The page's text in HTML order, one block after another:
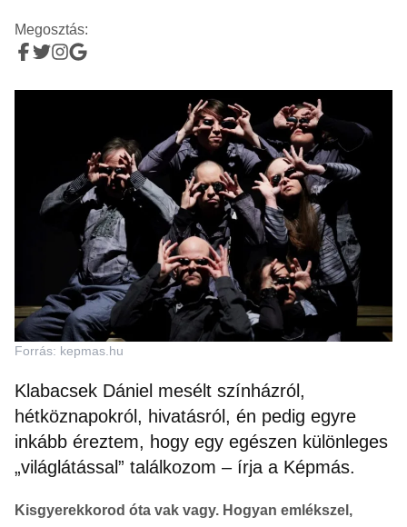
Megosztás:
Forrás: kepmas.hu
Klabacsek Dániel mesélt színházról,
hétköznapokról, hivatásról, én pedig egyre
inkább éreztem, hogy egy egészen különleges
„világlátással” találkozom – írja a Képmás.
Kisgyerekkorod óta vak vagy. Hogyan emlékszel,